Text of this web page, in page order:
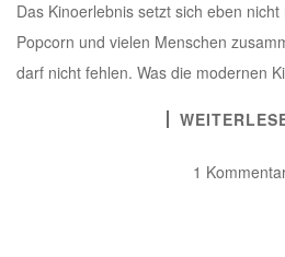
Das Kinoerlebnis setzt sich eben
Popcorn und vielen Menschen
darf nicht fehlen. Was die modernen
1